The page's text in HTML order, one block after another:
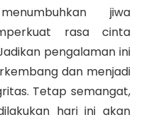
jiwa
rasa cinta
pengalaman ini
dan menjadi
Tetap semangat,
hari ini akan